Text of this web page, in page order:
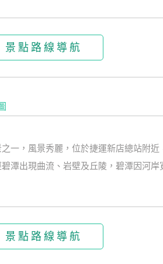
景點路線導航
一，風景秀麗，位於捷運新店總站附
潭出現曲流、岩壁及丘陵，碧潭因河
景點路線導航